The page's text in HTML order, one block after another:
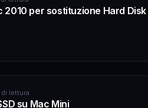
2010 per sostituzione Hard
di lettura
su Mac Mini